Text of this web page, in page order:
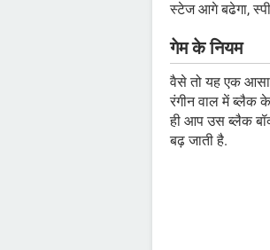
स्टेज आगे बढेगा,
गेम के नियम
वैसे तो यह एक
रंगीन वाल में ब्लैक
ही आप उस ब्लैक
बढ़ जाती है.